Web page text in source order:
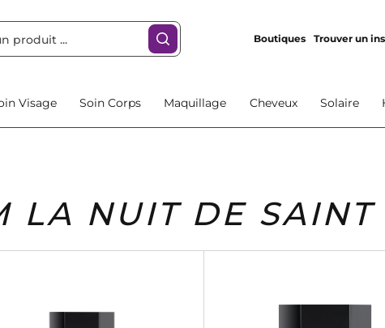
Boutiques Trouver un
Visage Soin Corps Maquillage Cheveux Solaire
LA NUIT DE SAINT